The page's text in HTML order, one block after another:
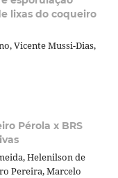
lixas do coqueiro
Vicente Mussi-Dias,
Pérola x BRS
Helenilson de
Pereira, Marcelo